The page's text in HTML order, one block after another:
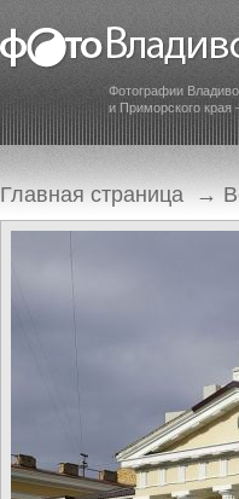
Фотографии
и Приморского края
Главная страница →